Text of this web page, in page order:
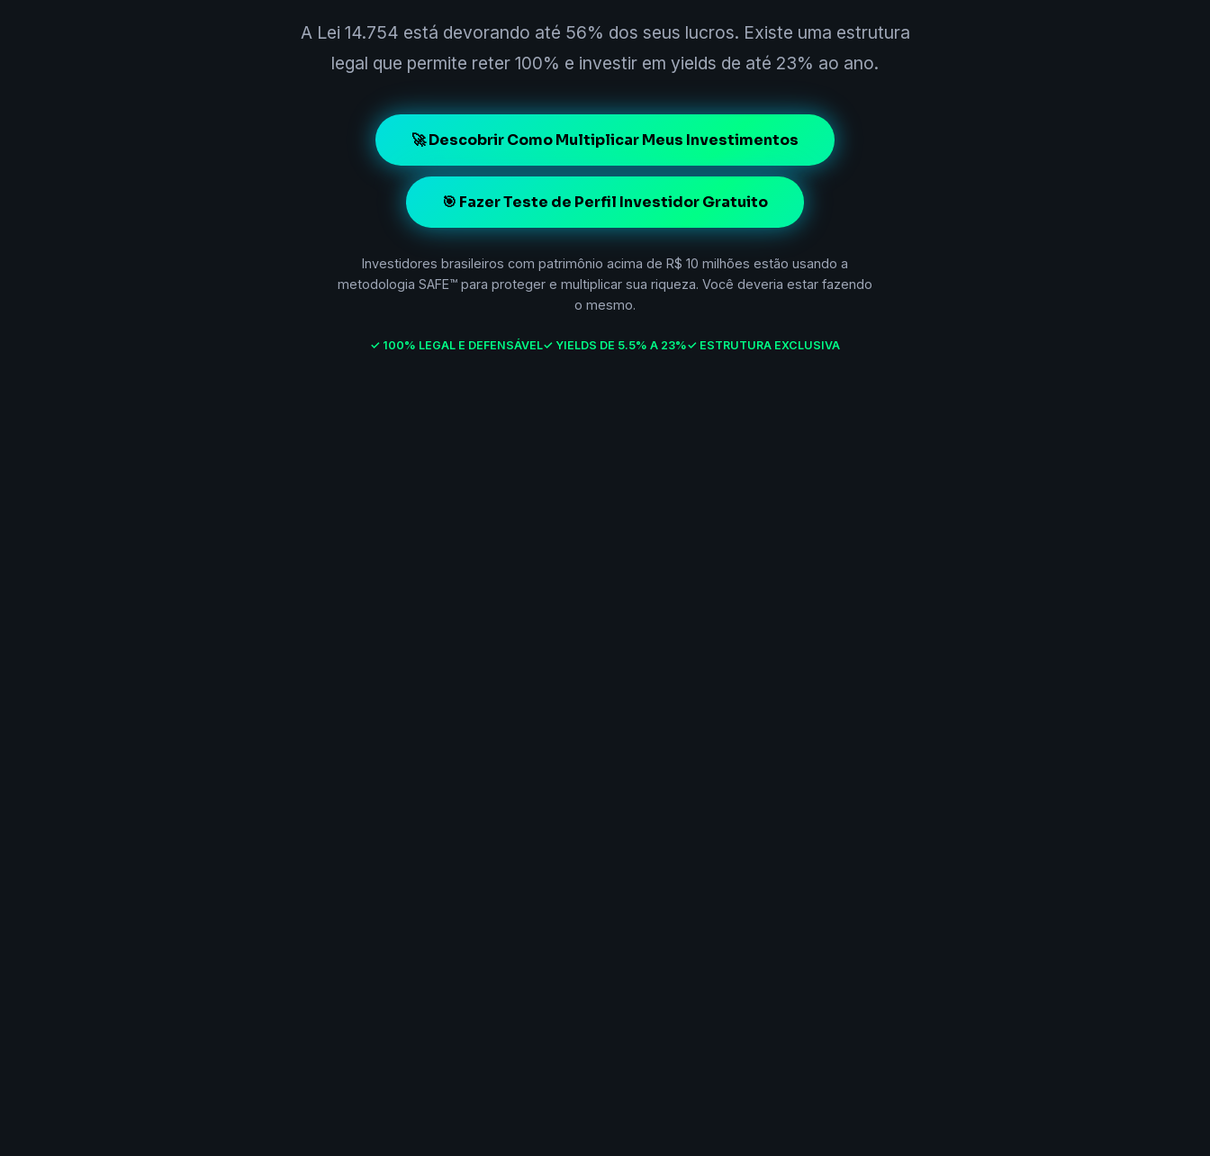
A Lei 14.754 está devorando até 56% dos seus lucros. Existe uma estrutura
legal que permite reter 100% e investir em yields de até 23% ao ano.
🚀 Descobrir Como Multiplicar Meus Investimentos
🎯 Fazer Teste de Perfil Investidor Gratuito
Investidores brasileiros com patrimônio acima de R$ 10 milhões estão usando a
metodologia SAFE™ para proteger e multiplicar sua riqueza. Você deveria estar fazendo
o mesmo.
✓ 100% LEGAL E DEFENSÁVEL✓ YIELDS DE 5.5% A 23%✓ ESTRUTURA EXCLUSIVA